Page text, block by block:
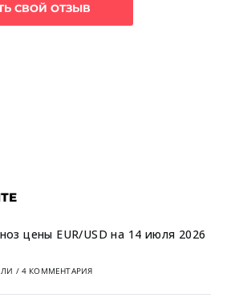
цены EUR/USD на 14 июля 2026
/ 4 КОММЕНТАРИЯ